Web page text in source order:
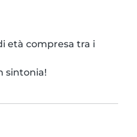
età compresa tra i
sintonia!